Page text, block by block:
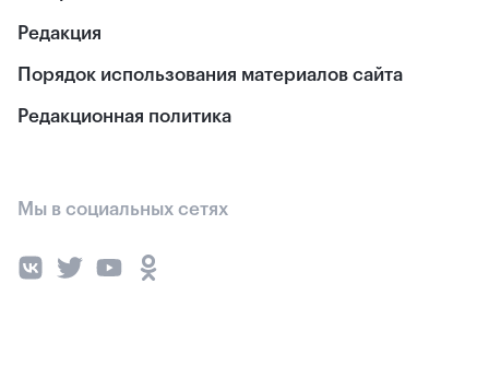
Редакция
Порядок использования материалов сайта
Редакционная политика
Мы в социальных сетях